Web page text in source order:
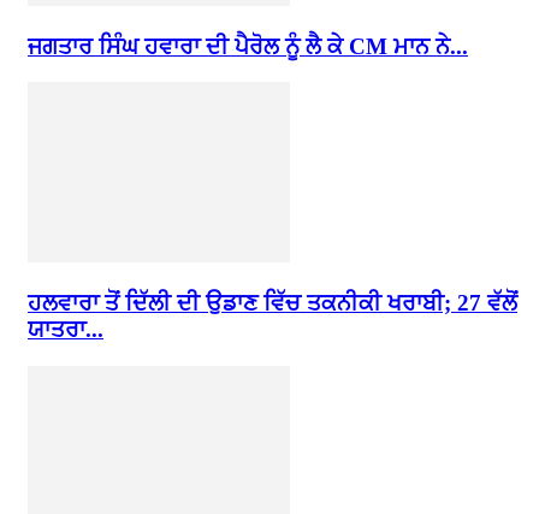
ਜਗਤਾਰ ਸਿੰਘ ਹਵਾਰਾ ਦੀ ਪੈਰੋਲ ਨੂੰ ਲੈ ਕੇ CM ਮਾਨ ਨੇ...
ਹਲਵਾਰਾ ਤੋਂ ਦਿੱਲੀ ਦੀ ਉਡਾਣ ਵਿੱਚ ਤਕਨੀਕੀ ਖਰਾਬੀ; 27 ਵੱਲੋਂ
ਯਾਤਰਾ...